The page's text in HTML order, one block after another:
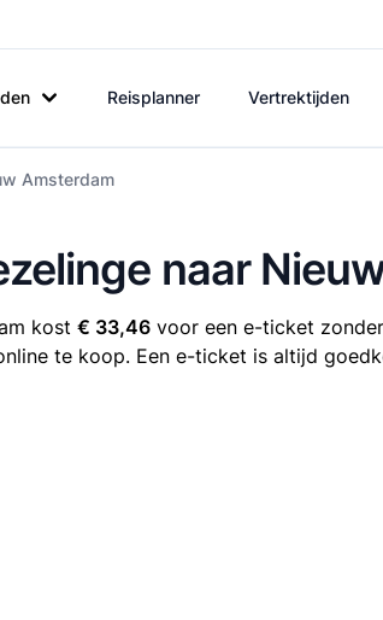
Reisplanner Vertrektijden
Amsterdam
naar
kost € 33,46 voor een e-ticket
te koop. Een e-ticket is altijd